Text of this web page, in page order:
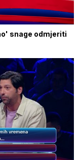
snage odmjeriti